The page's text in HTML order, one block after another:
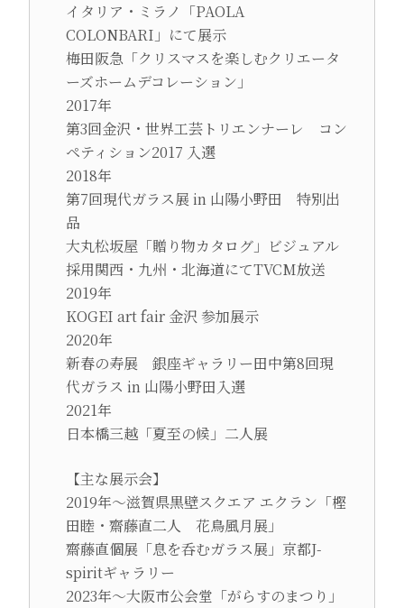
イタリア・ミラノ「PAOLA
COLONBARI」にて展示
梅田阪急「クリスマスを楽しむクリエータ
ーズホームデコレーション」
2017年
第3回金沢・世界工芸トリエンナーレ コン
ペティション2017 入選
2018年
第7回現代ガラス展 in 山陽小野田 特別出
品
大丸松坂屋「贈り物カタログ」ビジュアル
採用関西・九州・北海道にてTVCM放送
2019年
KOGEI art fair 金沢 参加展示
2020年
新春の寿展 銀座ギャラリー田中第8回現
代ガラス in 山陽小野田入選
2021年
日本橋三越「夏至の候」二人展
【主な展示会】
2019年～滋賀県黒壁スクエア エクラン「樫
田睦・齋藤直二人 花鳥風月展」
齋藤直個展「息を呑むガラス展」京都J-
spiritギャラリー
2023年～大阪市公会堂「がらすのまつり」